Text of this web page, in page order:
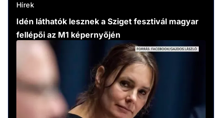
Hírek
Idén láthatók lesznek a Sziget fesztivál magyar
fellépői az M1 képernyőjén